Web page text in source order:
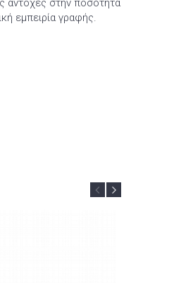
αντοχές στην ποσότητα
εμπειρία γραφής.